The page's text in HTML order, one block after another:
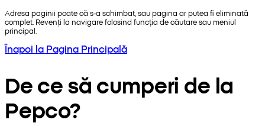
Adresa paginii poate că s-a schimbat, sau pagina ar putea fi eliminată
complet. Revenți la navigare folosind funcția de căutare sau meniul
principal.
Înapoi la Pagina Principală
De ce să cumperi de la
Pepco?